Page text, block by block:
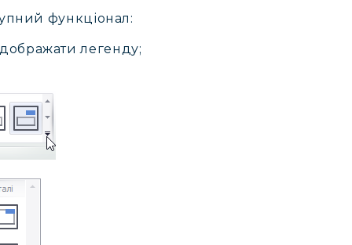
функціонал:
легенду;